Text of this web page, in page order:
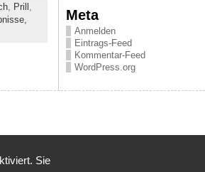
, Prill Meta
Anmelden
Eintrags-Feed
Kommentar-Feed
WordPress.org
Sie